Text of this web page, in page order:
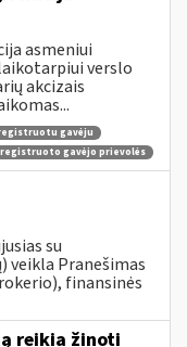
asmeniui
verslo
akcizais
gavėju
gavėjo prievolės
su
Pranešimas
finansinės
reikia žinoti